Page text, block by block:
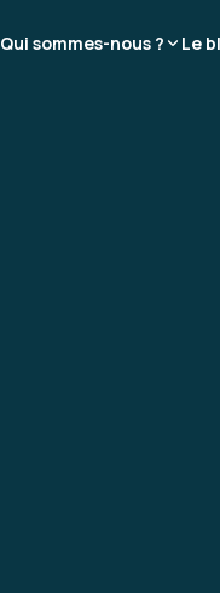
Qui sommes-nous ? Le